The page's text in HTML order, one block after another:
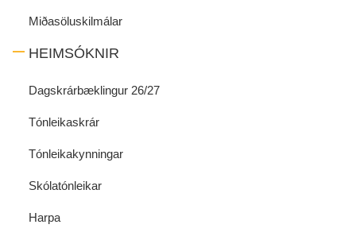
Miðasöluskilmálar
HEIMSÓKNIR
Dagskrárbæklingur 26/27
Tónleikaskrár
Tónleikakynningar
Skólatónleikar
Harpa